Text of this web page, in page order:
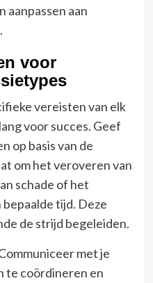
aanpassen aan
voor
vereisten van elk
voor succes. Geef
op basis van de
om het veroveren van
schade of het
tijd. Deze
de strijd begeleiden.
met je
te coördineren en